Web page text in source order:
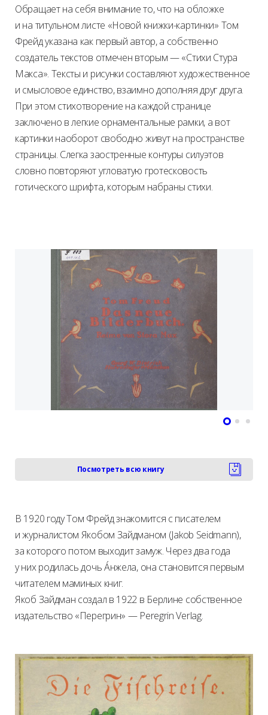
Обращает на себя внимание то, что на обложке
и на титульном листе «Новой книжки-картинки» Том
Фрейд указана как первый автор, а собственно
создатель текстов отмечен вторым — «Стихи Стура
Макса». Тексты и рисунки составляют художественное
и смысловое единство, взаимно дополняя друг друга.
При этом стихотворение на каждой странице
заключено в легкие орнаментальные рамки, а вот
картинки наоборот свободно живут на пространстве
страницы. Слегка заостренные контуры силуэтов
словно повторяют угловатую гротесковость
готического шрифта, которым набраны стихи.
Посмотреть всю книгу
В 1920 году Том Фрейд знакомится с писателем
и журналистом Якобом Зайдманом (Jakob Seidmann),
за которого потом выходит замуж. Через два года
у них родилась дочь Áнжела, она становится первым
читателем маминых книг.
Якоб Зайдман создал в 1922 в Берлине собственное
издательство «Перегрин» — Peregrin Verlag.